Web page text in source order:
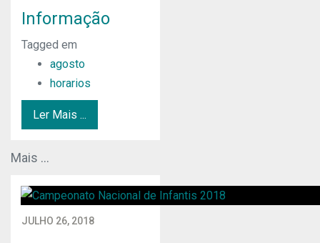
Informação
Tagged em
agosto
horarios
Ler Mais ...
Mais ...
JULHO 26, 2018